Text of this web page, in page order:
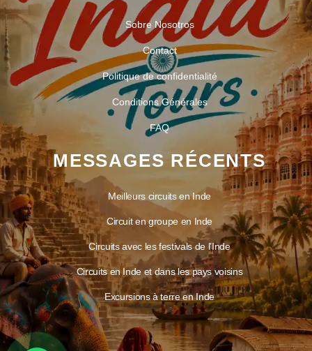
Sobre Nosotros
Contact
Politique de confidentialité
Conditions Générales
FAQ
MESSAGES RÉCENTS
Meilleurs circuits en Inde
Circuit en groupe en Inde
Circuits avec les festivals de l’Inde
Circuits en Inde et dans les pays voisins
Excursions à terre en Inde